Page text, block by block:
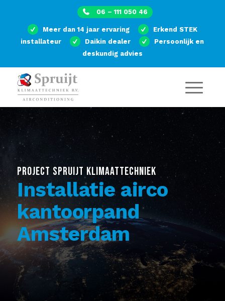
06 – 111 050 46
Meer dan 14 jaar ervaring
Erkend STEK
installateur
Daikin dealer
Persoonlijk en
deskundig advies
PROJECT SPRUIJT KLIMAATTECHNIEK
Installatie airco
kantoorpand
Amsterdam